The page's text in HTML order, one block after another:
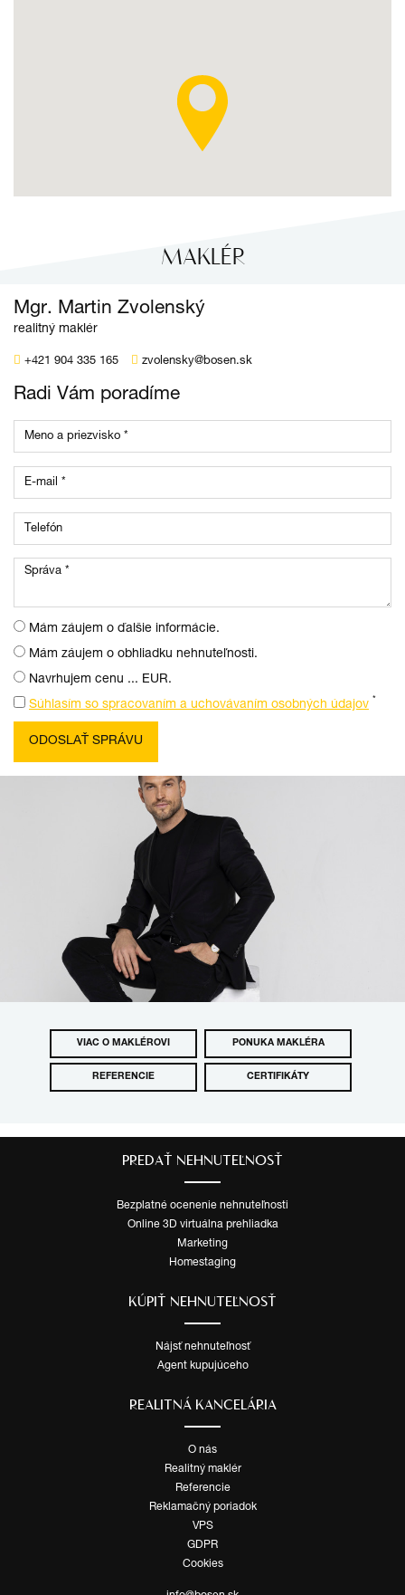
MAKLÉR
Mgr. Martin Zvolenský
realitný maklér
+421 904 335 165 zvolensky@bosen.sk
Radi Vám poradíme
Mám záujem o ďalšie informácie.
Mám záujem o obhliadku nehnuteľnosti.
Navrhujem cenu ... EUR.
Súhlasím so spracovaním a uchovávaním osobných údajov *
VIAC O MAKLÉROVI PONUKA MAKLÉRA
REFERENCIE CERTIFIKÁTY
PREDAŤ NEHNUTEĽNOSŤ
Bezplatné ocenenie nehnuteľnosti
Online 3D virtuálna prehliadka
Marketing
Homestaging
KÚPIŤ NEHNUTEĽNOSŤ
Nájsť nehnuteľnosť
Agent kupujúceho
REALITNÁ KANCELÁRIA
O nás
Realitný maklér
Referencie
Reklamačný poriadok
VPS
GDPR
Cookies